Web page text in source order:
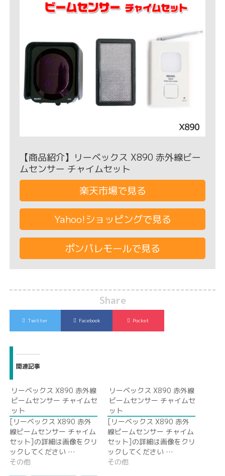
【商品紹介】リーベックス X890 赤外線ビー
ムセンサー チャイムセット
楽天市場で見る
Yahoo!ショッピングで見る
ポンパレモールで見る
Share
Twitter Facebook Pocket
関連記事
リーベックス X890 赤外線
ビームセンサー チャイムセ
ット
[リーベックス X890 赤外
線ビームセンサー チャイム
セット]の詳細は画像をクリ
ックしてください …
その他
リーベックス X890 赤外線
ビームセンサー チャイムセ
ット
[リーベックス X890 赤外
線ビームセンサー チャイム
セット]の詳細は画像をクリ
ックしてください …
その他